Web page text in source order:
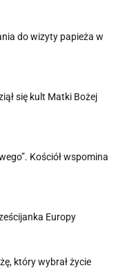
do wizyty papieża w
się kult Matki Bożej
Kościół wspomina
Europy
który wybrał życie